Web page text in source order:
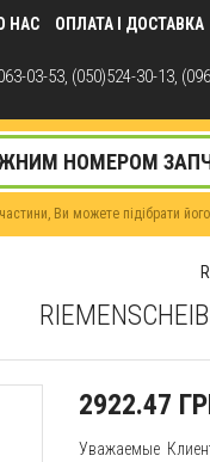
НАС ОПЛАТА І ДОСТАВКА
03-53, (050)524-30-13,
Ви можете підібрати
2922.47
Уважаемые